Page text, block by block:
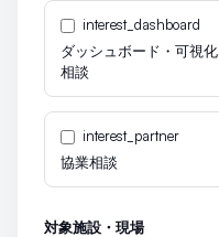
interest_dashboard
ダッシュボード・可視化
相談
interest_partner
協業相談
対象施設・現場